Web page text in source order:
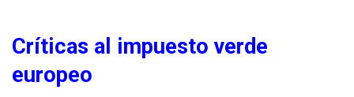
Críticas al impuesto verde
europeo